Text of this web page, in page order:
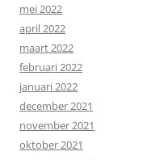
mei 2022
april 2022
maart 2022
februari 2022
januari 2022
december 2021
november 2021
oktober 2021